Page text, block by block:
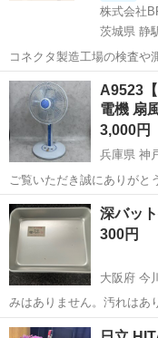
株式会社
茨城県 静
コネクタ製造工場の検査や
日128日★クリーンルーム
★就業先食堂利用可！日払い
工場のお仕事 ◇コネクタ製
茨城 常陸大宮市
A9523
電機 扇
3,000円
兵庫県 神
ご覧いただき誠にありがとうございます♪ 【
菱 年式：2011年製 型番：
兵庫 神戸市 季節
深バッ
300円
大阪府 今
みはありません。汚れはあ
れも1枚300円か…
大阪 大阪市 今川駅